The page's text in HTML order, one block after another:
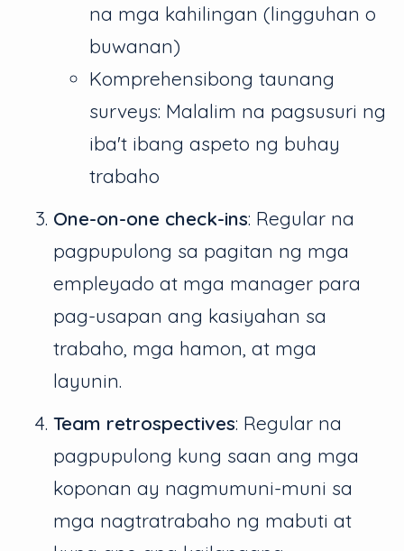
na mga kahilingan (lingguhan o
buwanan)
Komprehensibong taunang
surveys: Malalim na pagsusuri ng
iba't ibang aspeto ng buhay
trabaho
One-on-one check-ins: Regular na
pagpupulong sa pagitan ng mga
empleyado at mga manager para
pag-usapan ang kasiyahan sa
trabaho, mga hamon, at mga
layunin.
Team retrospectives: Regular na
pagpupulong kung saan ang mga
koponan ay nagmumuni-muni sa
mga nagtratrabaho ng mabuti at